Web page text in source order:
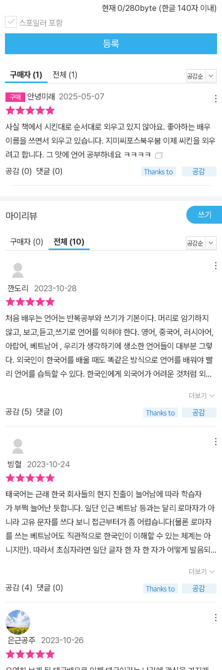
현재 0/280byte (한글 140자 이내)
스포일러 포함
등록
구매자 (1) 전체 (1)
안녕미래 2025-05-07
사실 책에서 시킨대로 순서대로 외우고 있지 않아요. 좋아하는 배우
이름을 쓰면서 외우고 있습니다. 지미씨포스북우붐 이제 씨킨을 외우
려고 합니다. 그 맛에 언어 공부하네요 ㅋㅋㅋㅋ
공감 (0) 댓글 (0)
마이리뷰 쓰기
구매자 (0) 전체 (10)
깐도리 2023-10-28
처음 배우는 언어는 반복공부와 쓰기가 기본이다. 머리로 암기하지
않고, 보고,듣고,쓰기로 언어를 익혀야 한다. 영어, 중국어, 러시아어,
아랍어, 베트남어 , 우리가 생각하기에 생소한 언어들이 대부분 그렇
다. 외국인이 한국어를 배울 때도 똑같은 방식으로 언어를 배워야 빨
리 언어를 습득할 수 있다. 한국인에게 외국어가 어려운 것처럼 외국
가 쓰는 언어는 모국어가 외국어가 서로 1대 1 매칭이 되지 않기 때문
이다. ​​태국어 문자는 1283년 쑤코타이 왕족의 3대왕'람캄행대왕'에
의해 창제되었다. 우리나라 세종대왕이 한글을 창제한 것처럼, 태국
의 문화, 역사를 알기 위해서, 람캄행대왕에 대해 정확히 이해할 필요
가 있다. 물론 한국어의 표준말이 서울어를 쓰고 있는 것처럼, 태국어
또한 태국의 수도인 방콕어를 기준으로 하고 있으며, 지역마다 방언
이 존재하고 있다. 저자는 태국어가 고립어이기 때문에,단어의 형태
변화가 없고, 접사도 없다고 말한다. 즉 한국어가 단어의 위치에 따라
서,다르게 쓰여지는 것과 큰 차이를 가지고 있으며, 태국어의 어순은
주어-동사-목적어 의 SVO 형의 문장 구조를 가지고 있다. 대체로 한
국어에 비해,언어를 쉽게 배울 수 있고, 단어와 문장의 특징을 정확하
게 소개하고 있다. 물론 태국어는 문장 내 띄어쓰기, 문장부호를 사용
하지 않기 때문에, 태국어가 한국어와 차이를 가지고 있으며, 공통점
은 높임말과 존대 어휘가 있으므로,상황과 격식에 따라서 적절하게
들 수 있기 때문에, 패턴이 단순하고, 취미로서 태국어를 공부한다면,
일상 회화 뿐만 아니라, 태국의 역사와 문화, 전통을 이해하는데 매우
효과적이다.
더보기
공감 (5) 댓글 (0)
빙혈 2023-10-24
태국어는 근래 한국 회사들의 현지 진출이 늘어남에 따라 학습자
가 부쩍 늘어난 듯합니다. 일단 인근 베트남 등과는 달리 로마자가 아
니라 고유 문자를 쓰다 보니 접근부터가 좀 어렵습니다(물론 로마자
를 쓰는 베트남어도 직관적으로 한국인이 이해할 수 있는 체계는 아
니지만). 따라서 초심자라면 일단 글자 한 자 한 자가 어떻게 발음되
고, 마치 초등학생에게처럼 친절하게 가르쳐 주는 교재(혹은 코스)
가 필요합니다. 이 책은 일단 그런 점에서 초보자의 심적 부담을 엄
청 덜어 줍니다. 동영상 강의는 무료로 제공됩니다. 또 동양북스 사이
트에서 무료로 mp3 음원을 다운로드받을 수 있습니다. pdf 파일
로 된 쓰기노트도 제공되기 때문에, 외국어 학습에 매우 중요한, 소리
내어 크게 읽기 과정과 쓰기를 손수 해 볼 수 있어서 유익합니다. 문법
이나 철자도 중요하지만 사실 태국어처럼 우리 한국인들에게 아무
더보기
공감 (4) 댓글 (0)
은근공주 2023-10-26